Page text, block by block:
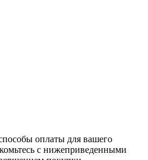
оплаты для вашего
с нижеприведенными